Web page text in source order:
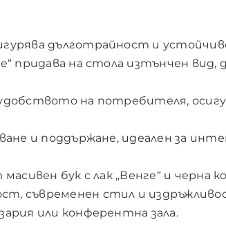
дълготрайност и
придава на стола изтънчен вид,
на потребителя,
и поддържане, идеален за
бук с лак „Венге“ и черна
съвременен стил и
или конферентна зала.